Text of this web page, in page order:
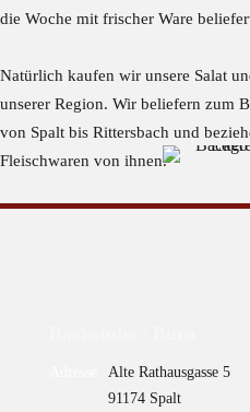
die Woche mit frischer Ware
Natürlich kaufen wir unsere Salat
unserer Region. Wir beliefern zum
von Spalt bis Rittersbach und
Fleischwaren von ihnen.
Alte Rathausgasse 5
91174 Spalt